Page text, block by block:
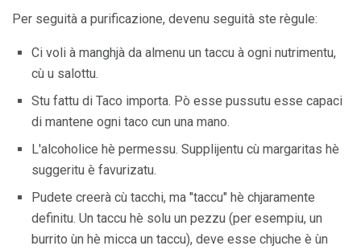
Per seguità a purificazione, devenu seguità ste règule:
Ci voli à manghjà da almenu un taccu à ogni nutrimentu,
cù u salottu.
Stu fattu di Taco importa. Pò esse pussutu esse capaci
di mantene ogni taco cun una mano.
L'alcoholice hè permessu. Supplijentu cù margaritas hè
suggeritu è ​​favurizatu.
Pudete creerà cù tacchi, ma "taccu" hè chjaramente
definitu. Un taccu hè solu un pezzu (per esempiu, un
burrito ùn hè micca un taccu), deve esse chjuche è ùn